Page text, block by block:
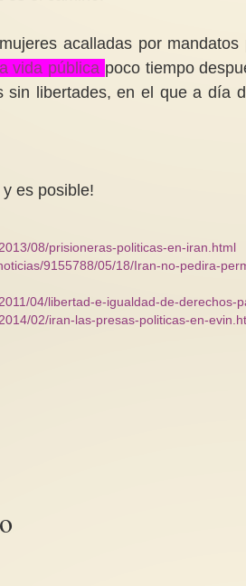
acalladas por
vida pública poco tiempo
sin libertades, en el que a día
es posible!
08/prisioneras-politicas-en-iran.html
9155788/05/18/Iran-no-pedira-
04/libertad-e-igualdad-de-derechos-
02/iran-las-presas-politicas-en-